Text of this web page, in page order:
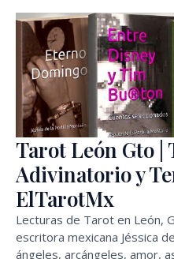
contenido
Tarot León Gto |
Adivinatorio y
ElTarotMx
Lecturas de Tarot en León,
escritora mexicana Jéssica
ángeles, arcángeles, amor,